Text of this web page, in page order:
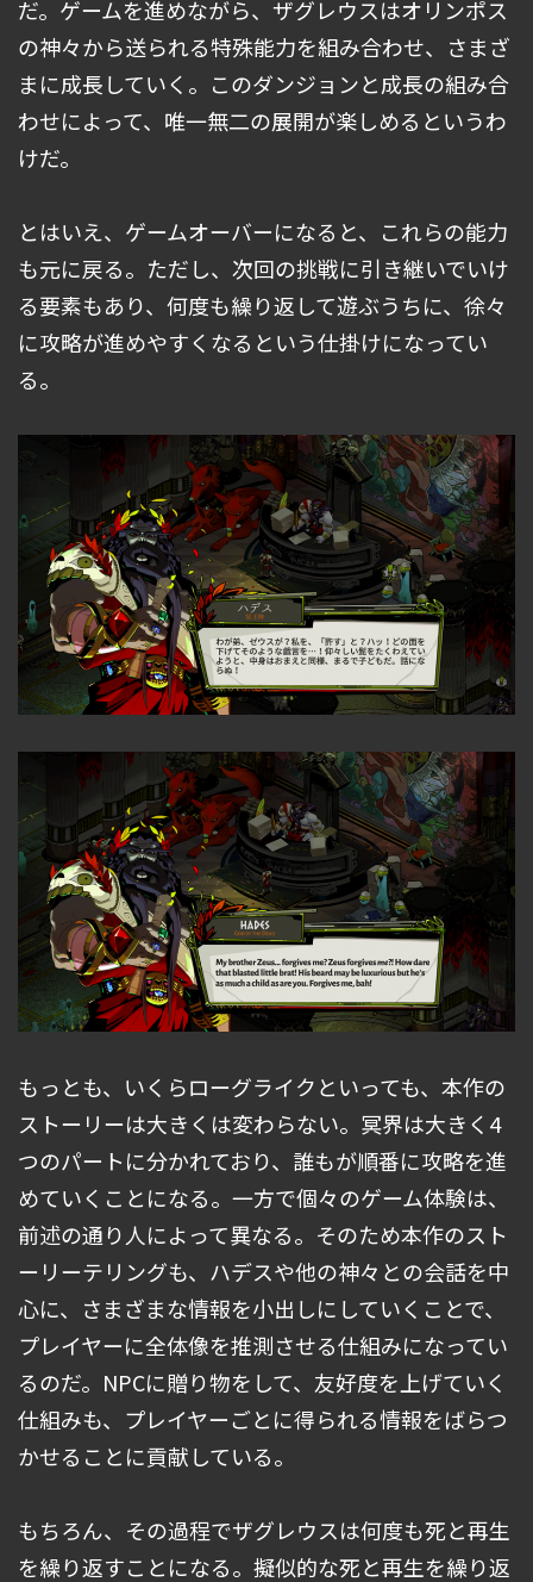
だ。ゲームを進めながら、ザグレウスはオリンポス
の神々から送られる特殊能力を組み合わせ、さまざ
まに成長していく。このダンジョンと成長の組み合
わせによって、唯一無二の展開が楽しめるというわ
けだ。
とはいえ、ゲームオーバーになると、これらの能力
も元に戻る。ただし、次回の挑戦に引き継いでいけ
る要素もあり、何度も繰り返して遊ぶうちに、徐々
に攻略が進めやすくなるという仕掛けになってい
る。
もっとも、いくらローグライクといっても、本作の
ストーリーは大きくは変わらない。冥界は大きく4
つのパートに分かれており、誰もが順番に攻略を進
めていくことになる。一方で個々のゲーム体験は、
前述の通り人によって異なる。そのため本作のスト
ーリーテリングも、ハデスや他の神々との会話を中
心に、さまざまな情報を小出しにしていくことで、
プレイヤーに全体像を推測させる仕組みになってい
るのだ。NPCに贈り物をして、友好度を上げていく
仕組みも、プレイヤーごとに得られる情報をばらつ
かせることに貢献している。
もちろん、その過程でザグレウスは何度も死と再生
を繰り返すことになる。擬似的な死と再生を繰り返